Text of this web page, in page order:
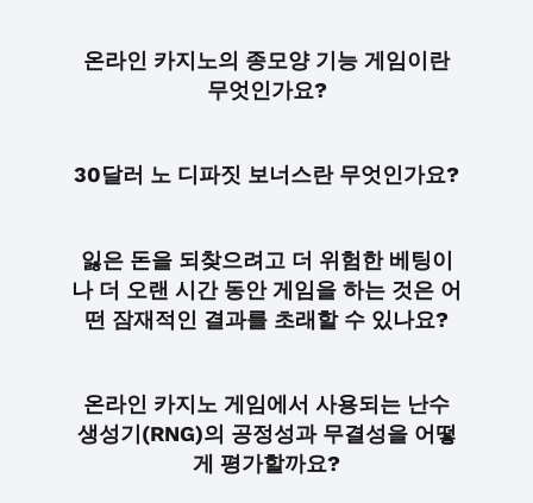
온라인 카지노의 종모양 기능 게임이란
무엇인가요?
30달러 노 디파짓 보너스란 무엇인가요?
잃은 돈을 되찾으려고 더 위험한 베팅이
나 더 오랜 시간 동안 게임을 하는 것은 어
떤 잠재적인 결과를 초래할 수 있나요?
온라인 카지노 게임에서 사용되는 난수
생성기(RNG)의 공정성과 무결성을 어떻
게 평가할까요?